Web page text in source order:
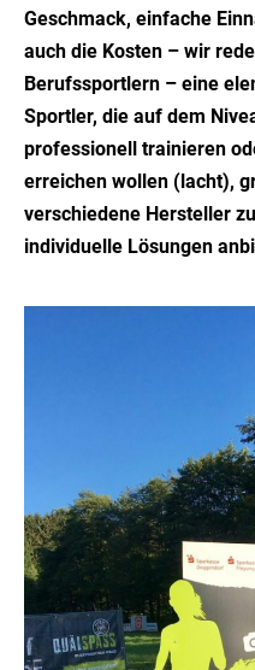
Geschmack, einfache
auch die Kosten – wir
Berufssportlern – eine
Sportler, die auf dem
professionell trainieren
erreichen wollen (lacht),
verschiedene Hersteller
individuelle Lösungen